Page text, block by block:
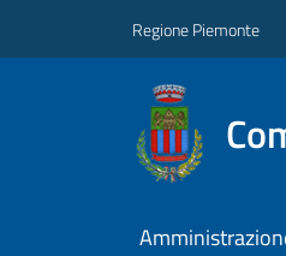
Regione Piemonte